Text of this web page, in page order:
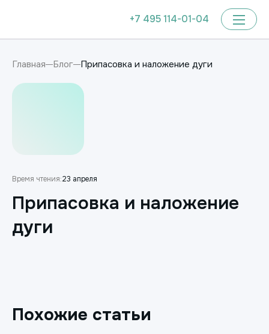
+7 495 114-01-04
Главная Блог Припасовка и наложение дуги
Время чтения:23 апреля
Припасовка и наложение
дуги
Похожие статьи